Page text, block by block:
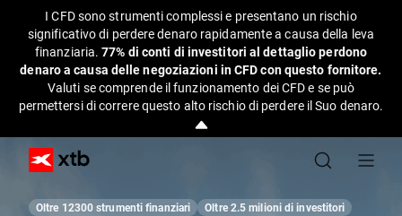
I CFD sono strumenti complessi e presentano un rischio
significativo di perdere denaro rapidamente a causa della leva
finanziaria.77% di conti di investitori al dettaglio perdono
denaro a causa delle negoziazioni in CFD con questo fornitore.
Valuti se comprende il funzionamento dei CFD e se può
permettersi di correre questo alto rischio di perdere il Suo denaro.
Oltre 12300 strumenti finanziari Oltre 2.5 milioni di investitori